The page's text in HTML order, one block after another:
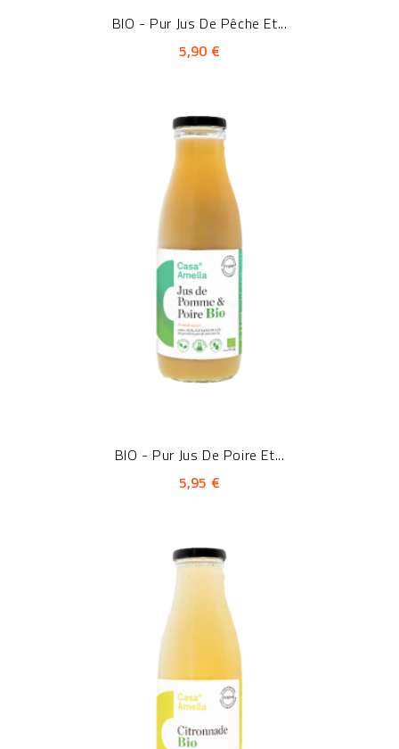
BIO - Pur Jus De Pêche Et...
5,90 €
BIO - Pur Jus De Poire Et...
5,95 €